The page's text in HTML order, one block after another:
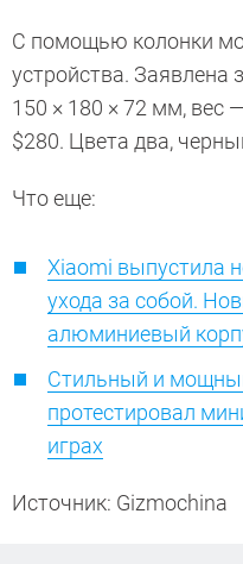
С помощью колонки
устройства. Заявлена
150 × 180 × 72 мм, вес
$280. Цвета два,
Что еще:
Xiaomi выпустила
ухода за собой.
алюминиевый
Стильный и
протестировал
играх
Источник: Gizmochina